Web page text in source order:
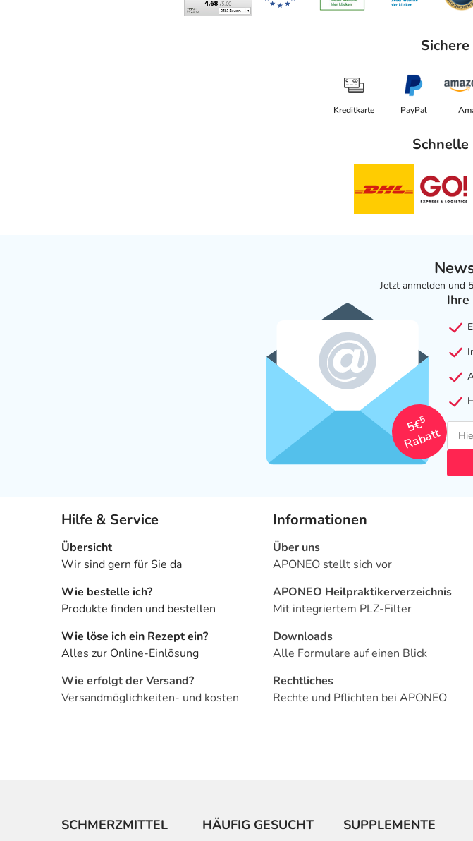
Kreditkarte PayPal
Jetzt anmelden und
5€
5
Rabatt
Hilfe & Service
Übersicht
Wir sind gern für Sie da
Wie bestelle ich?
Produkte finden und bestellen
Wie löse ich ein Rezept ein?
Alles zur Online-Einlösung
Wie erfolgt der Versand?
Versandmöglichkeiten- und kosten
Informationen
Über uns
APONEO stellt sich vor
APONEO Heilpraktikerverzeichnis
Mit integriertem PLZ-Filter
Downloads
Alle Formulare auf einen Blick
Rechtliches
Rechte und Pflichten bei APONEO
SCHMERZMITTEL HÄUFIG GESUCHT SUPPLEMENTE